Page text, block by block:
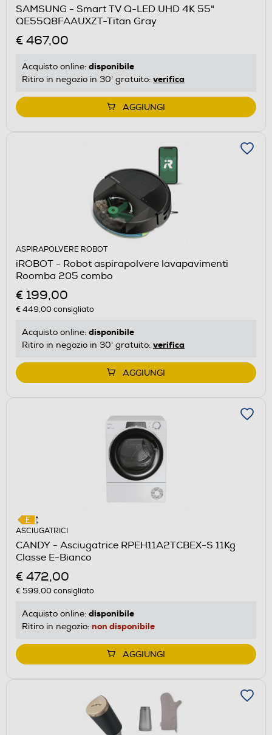
SAMSUNG - Smart TV Q-LED UHD 4K 55"
QE55Q8FAAUXZT-Titan Gray
€ 467,00
Acquisto online: disponibile
Ritiro in negozio in 30' gratuito: verifica
AGGIUNGI
ASPIRAPOLVERE ROBOT
iROBOT - Robot aspirapolvere lavapavimenti
Roomba 205 combo
€ 199,00
€ 449,00consigliato
Acquisto online: disponibile
Ritiro in negozio in 30' gratuito: verifica
AGGIUNGI
ASCIUGATRICI
CANDY - Asciugatrice RPEH11A2TCBEX-S 11Kg
Classe E-Bianco
€ 472,00
€ 599,00consigliato
Acquisto online: disponibile
Ritiro in negozio: non disponibile
AGGIUNGI